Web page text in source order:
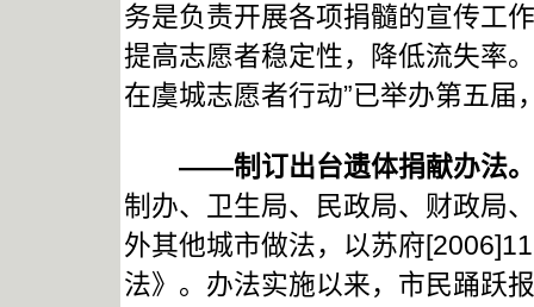
务是负责开展各项捐髓的宣传工
提高志愿者稳定性，降低流失率
在虞城志愿者行动”已举办第五
——制订出台遗体捐献办法。
制办、卫生局、民政局、财政局
外其他城市做法，以苏府
法》。办法实施以来，市民踊跃